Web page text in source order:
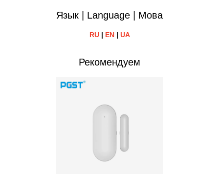
Язык | Language | Мова
RU| EN| UA
Рекомендуем